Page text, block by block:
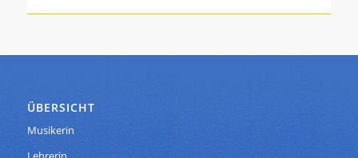
ÜBERSICHT
Musikerin